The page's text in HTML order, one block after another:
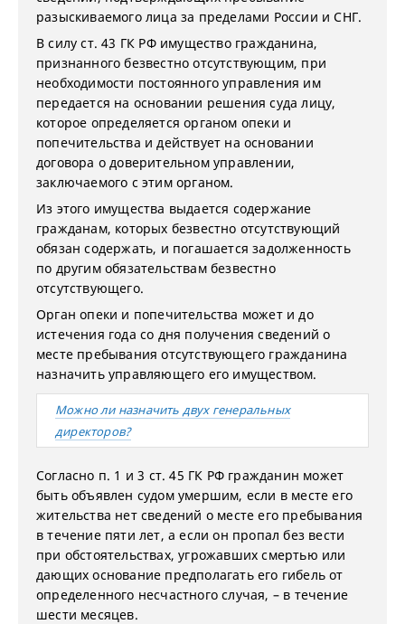
разыскиваемого лица за пределами России и СНГ.
В силу ст. 43 ГК РФ имущество гражданина,
признанного безвестно отсутствующим, при
необходимости постоянного управления им
передается на основании решения суда лицу,
которое определяется органом опеки и
попечительства и действует на основании
договора о доверительном управлении,
заключаемого с этим органом.
Из этого имущества выдается содержание
гражданам, которых безвестно отсутствующий
обязан содержать, и погашается задолженность
по другим обязательствам безвестно
отсутствующего.
Орган опеки и попечительства может и до
истечения года со дня получения сведений о
месте пребывания отсутствующего гражданина
назначить управляющего его имуществом.
Можно ли назначить двух генеральных
директоров?
Согласно п. 1 и 3 ст. 45 ГК РФ гражданин может
быть объявлен судом умершим, если в месте его
жительства нет сведений о месте его пребывания
в течение пяти лет, а если он пропал без вести
при обстоятельствах, угрожавших смертью или
дающих основание предполагать его гибель от
определенного несчастного случая, – в течение
шести месяцев.